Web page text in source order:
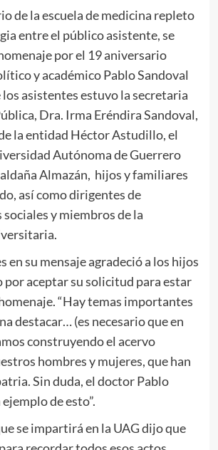
de la escuela de medicina repleto
entre el público asistente, se
por el 19 aniversario
y académico Pablo Sandoval
asistentes estuvo la secretaria
Dra. Irma Eréndira Sandoval,
la entidad Héctor Astudillo, el
Autónoma de Guerrero
Almazán, hijos y familiares
así como dirigentes de
y miembros de la
en su mensaje agradeció a los hijos
por aceptar su solicitud para estar
“Hay temas importantes
destacar… (es necesario que en
construyendo el acervo
hombres y mujeres, que han
Sin duda, el doctor Pablo
de esto”.
se impartirá en la UAG dijo que